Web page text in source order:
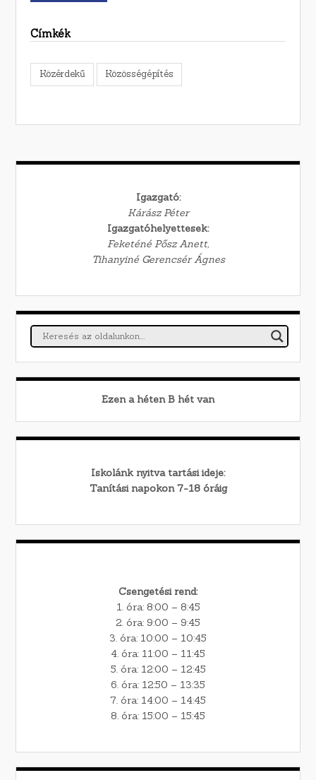
Címkék
Közérdekű Közösségépítés
Igazgató:
Kárász Péter
Igazgatóhelyettesek:
Feketéné Pősz Anett,
Tihanyiné Gerencsér Ágnes
Ezen a héten B hét van
Iskolánk nyitva tartási ideje:
Tanítási napokon 7-18 óráig
Csengetési rend:
1. óra: 8:00 – 8:45
2. óra: 9:00 – 9:45
3. óra: 10:00 – 10:45
4. óra: 11:00 – 11:45
5. óra: 12:00 – 12:45
6. óra: 12:50 – 13:35
7. óra: 14:00 – 14:45
8. óra: 15:00 – 15:45